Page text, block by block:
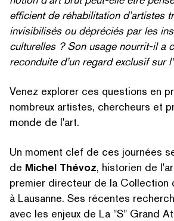
efficient de réha­bil­i­ta­tion d’artistes
invis­i­bil­isés ou dépréciés par les
culturelles ? Son usage nourrit-il a
reconduite d’un regard exclusif sur
Venez explorer ces questions en
nombreux artistes, chercheurs et
monde de l'art.
Un moment clef de ces journées
de Michel Thévoz, historien de
premier directeur de la Collection
à Lausanne. Ses récentes
avec les enjeux de La "S" Grand